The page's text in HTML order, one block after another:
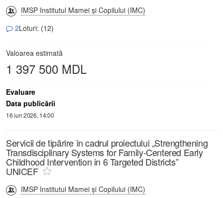
IMSP Institutul Mamei și Copilului (IMC)
2Loturi: (12)
Valoarea estimată
1 397 500 MDL
Evaluare
Data publicării
16 iun 2026, 14:00
Servicii de tipărire în cadrul proiectului „Strengthening
Transdisciplinary Systems for Family-Centered Early
Childhood Intervention in 6 Targeted Districts”
UNICEF
IMSP Institutul Mamei și Copilului (IMC)